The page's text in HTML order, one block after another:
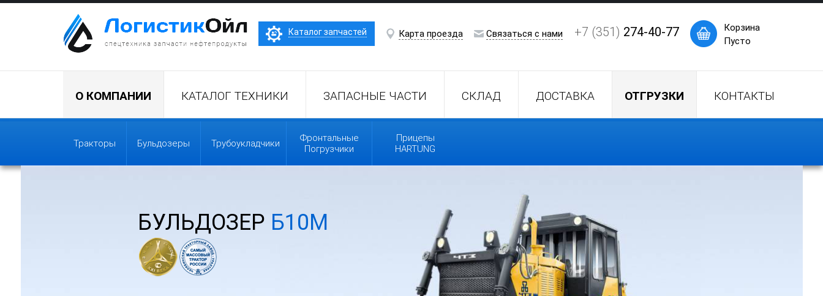
Трубоукладчики ТР12 /ТР20
Каталог запчастей Карта проезда Связаться с нами +7 (351) 274-40-77
Корзина
Пусто
О КОМПАНИИ КАТАЛОГ ТЕХНИКИ ЗАПАСНЫЕ ЧАСТИ СКЛАД ДОСТАВКА ОТГРУЗКИ КОНТАКТЫ
Тракторы Бульдозеры Трубоукладчики
Фронтальные
Погрузчики
Прицепы
HARTUNG
БУЛЬДОЗЕР Б10М